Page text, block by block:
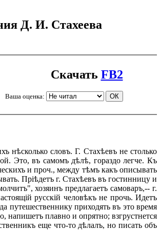
Д. И. Стахеева
Скачать FB2
Ваша оценка:
нѣсколько словъ. Г. Стахѣевъ не столько
Это, въ самомъ дѣлѣ, гораздо легче. Къ
и проч., между тѣмъ какъ описывать
Пріѣдетъ г. Стахѣевъ въ гостинницу и
хозяинъ предлагаетъ самоваръ,-- г.
русскій человѣкъ не прочь. Идетъ
путешественнику приходять въ это время
напишетъ плавно и опрятно; взгрустнется
еще что-то дѣлалъ, но писать объ